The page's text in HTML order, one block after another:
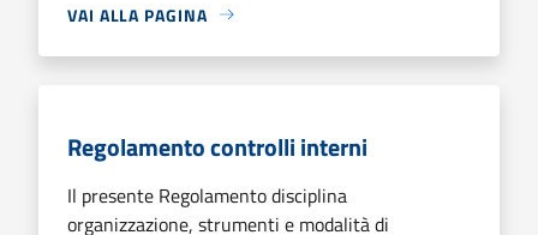
VAI ALLA PAGINA
Regolamento controlli interni
Il presente Regolamento disciplina
organizzazione, strumenti e modalità di